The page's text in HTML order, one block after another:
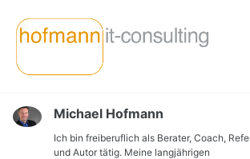
primary
navigation
content
footer
Michael Hofmann
Ich bin freiberuflich als Berater, Coach,
und Autor tätig. Meine langjährigen